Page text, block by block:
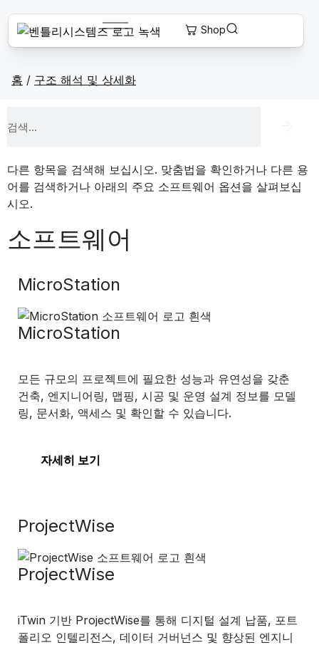
홈 / 구조 해석 및 상세화
다른 항목을 검색해 보십시오. 맞춤법을 확인하거나 다른 용
어를 검색하거나 아래의 주요 소프트웨어 옵션을 살펴보십
시오.
소프트웨어
MicroStation
MicroStation
모든 규모의 프로젝트에 필요한 성능과 유연성을 갖춘
건축, 엔지니어링, 맵핑, 시공 및 운영 설계 정보를 모델
링, 문서화, 액세스 및 확인할 수 있습니다.
자세히 보기
ProjectWise
ProjectWise
iTwin 기반 ProjectWise를 통해 디지털 설계 납품, 포트
폴리오 인텔리전스, 데이터 거버넌스 및 향상된 엔지니